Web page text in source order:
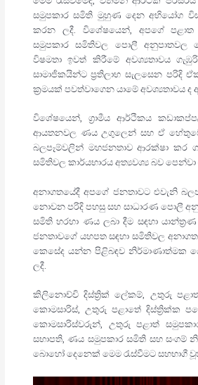
සමුපකාර සමිති මුහුණ දෙන අභියෝග
කරන ලදී. විශේෂයෙන්, අපගේ පළාත
සමුපකාර සමිතිවල පොලී අනුපාතවල
විෂමතා ඉවත් කිරීමේ අවශ්‍යතාවය
සාමාජිකයින්ට ප්‍රතිලාභ සැලසෙන පරිදි
ක්‍රමයක් පවත්වාගෙන යාමේ අවශ්‍යතාවය
විශේෂයෙන්, ග්‍රාමීය ආර්ථිකය
ආයතනවල ණය උගුලෙන් සහ ඒ
බලපෑම්වලින් මහජනතාව ආරක්ෂා කර
සමිතිවල කාර්යභාරය අත්‍යවශ්‍ය බව පෙන්වා
අනාගතයේදී අපගේ ජනතාවට එවැනි
නොවන පරිදි පහසු සහ සාධාරණ පොලී
සමිති හරහා ණය ලබා දීම සඳහා
ජනතාවගේ යහපත සඳහා සමිතිවල
කෙසේද යන්න පිළිබඳව නිර්මාණාත්මක
ලදී.
කිලිනොච්චි දිස්ත්‍රික් ලේකම්, උතුරු
කොමසාරිස්, උතුරු පළාතේ දිස්ත්‍රික්ක
කොමසාරිස්වරුන්, උතුරු පළාත්
සභාපති, ණය සමුපකාර සමිති සහ
බොහෝ දෙනෙක් මෙම රැස්වීමට සහභාගී